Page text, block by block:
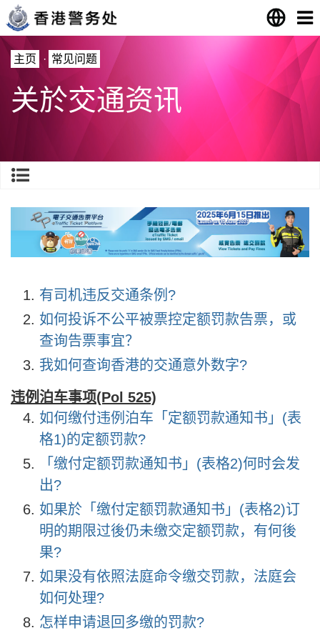
主页 · 常见问题
关於交通资讯
有司机违反交通条例?
如何投诉不公平被票控定额罚款告票，或
查询告票事宜？
我如何查询香港的交通意外数字?
违例泊车事项(Pol 525)
如何缴付违例泊车「定额罚款通知书」(表
格1)的定额罚款?
「缴付定额罚款通知书」(表格2)何时会发
出?
如果於「缴付定额罚款通知书」(表格2)订
明的期限过後仍未缴交定额罚款，有何後
果?
如果没有依照法庭命令缴交罚款，法庭会
如何处理?
怎样申请退回多缴的罚款?